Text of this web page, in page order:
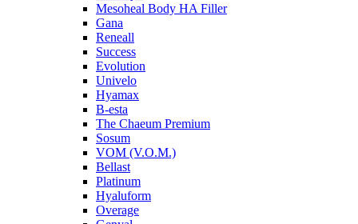
Mesoheal Body HA Filler
Gana
Reneall
Success
Evolution
Univelo
Hyamax
B-esta
The Chaeum Premium
Sosum
VOM (V.O.M.)
Bellast
Platinum
Hyaluform
Overage